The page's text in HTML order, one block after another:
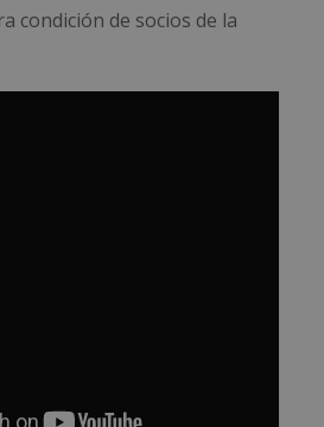
condición de socios de la